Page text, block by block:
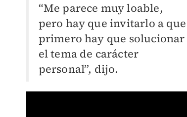
“Me parece muy loable,
pero hay que invitarlo a que
primero hay que solucionar
el tema de carácter
personal”, dijo.